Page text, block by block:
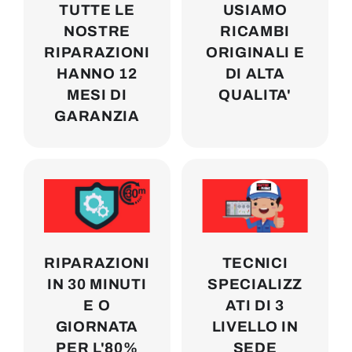
TUTTE LE
NOSTRE
RIPARAZIONI
HANNO 12
MESI DI
GARANZIA
USIAMO
RICAMBI
ORIGINALI E
DI ALTA
QUALITA'
RIPARAZIONI
IN 30 MINUTI
E O
GIORNATA
PER L'80%
TECNICI
SPECIALIZZ
ATI DI 3
LIVELLO IN
SEDE